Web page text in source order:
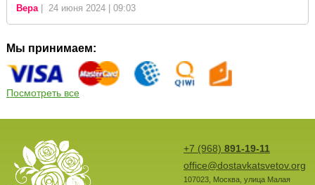
Вера| 24 июня 2024 | 09:03
Мы принимаем:
Посмотреть все
+7 (968) 891-19-11
office@dostavkatsvetov.org
107023, Москва, улица Малая